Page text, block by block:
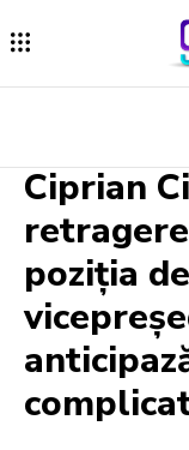
Ciprian
poziția